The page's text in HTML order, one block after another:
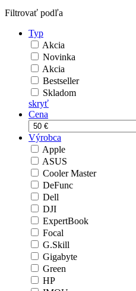
Filtrovať podľa
Typ
Akcia
Novinka
Akcia
Bestseller
Skladom
skryť
Cena
Výrobca
Apple
ASUS
Cooler Master
DeFunc
Dell
DJI
ExpertBook
Focal
G.Skill
Gigabyte
Green
HP